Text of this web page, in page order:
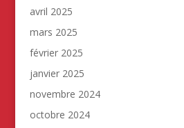
avril 2025
mars 2025
février 2025
janvier 2025
novembre 2024
octobre 2024